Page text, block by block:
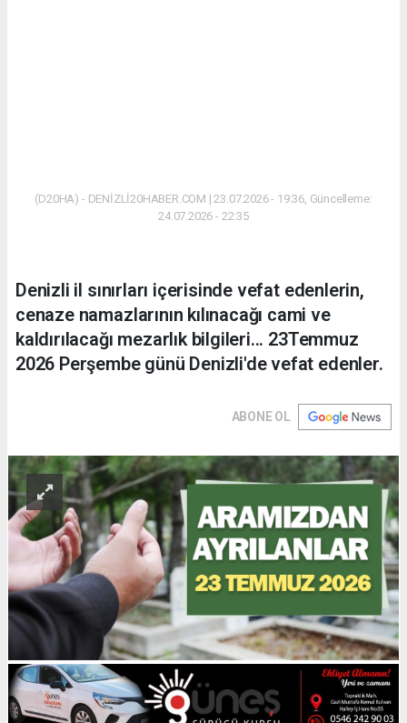
(D20HA) - DENİZLİ20HABER.COM | 23.07.2026 - 19:36, Güncelleme:
24.07.2026 - 22:35
Denizli il sınırları içerisinde vefat edenlerin,
cenaze namazlarının kılınacağı cami ve
kaldırılacağı mezarlık bilgileri... 23Temmuz
2026 Perşembe günü Denizli'de vefat edenler.
ABONE OL